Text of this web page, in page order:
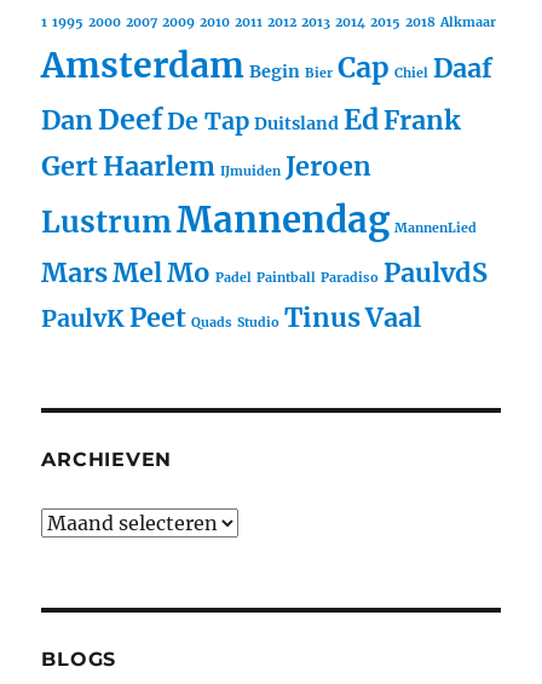
1 1995 2000 2007 2009 2010 2011 2012 2013 2014 2015 2018 Alkmaar
Amsterdam Begin Bier Cap Chiel Daaf
DanDeefDe Tap Duitsland EdFrank
GertHaarlem IJmuiden Jeroen
LustrumMannendag MannenLied
MarsMelMo Padel Paintball Paradiso PaulvdS
PaulvKPeet Quads Studio TinusVaal
ARCHIEVEN
BLOGS